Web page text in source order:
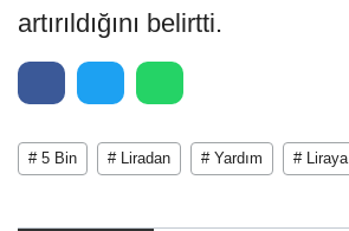
artırıldığını belirtti.
# 5 Bin # Liradan # Yardım # Liraya